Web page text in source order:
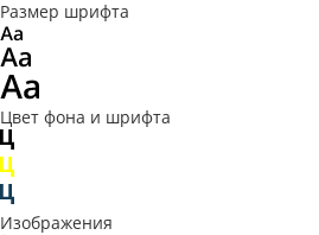
Размер шрифта
Цвет фона и шрифта
Изображения